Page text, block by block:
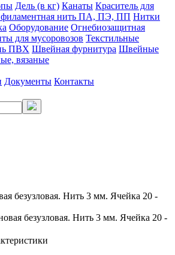
Дель (в кг) Канаты Краситель для
нить ПА, ПЭ, ПП Нитки
Оборудование Огнебиозащитная
для мусоровозов Текстильные
ПВХ Швейная фурнитура Швейные
вязаные
Документы Контакты
безузловая. Нить 3 мм. Ячейка 20 -